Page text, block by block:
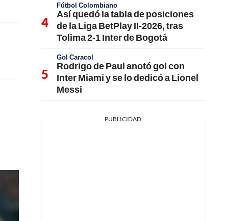
Fútbol Colombiano
Así quedó la tabla de posiciones
de la Liga BetPlay II-2026, tras
Tolima 2-1 Inter de Bogotá
Gol Caracol
Rodrigo de Paul anotó gol con
Inter Miami y se lo dedicó a Lionel
Messi
PUBLICIDAD